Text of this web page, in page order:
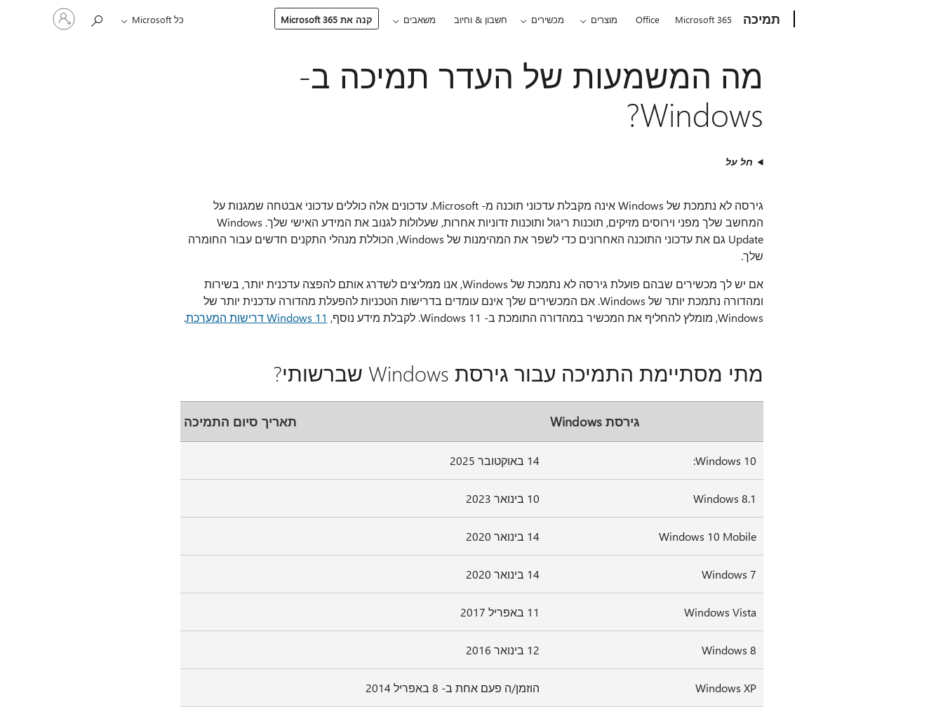
תמיכה Microsoft 365
Office מוצרים מכשירים חשבון & וחיוב משאבים קנה את Microsoft 365 כל Microsoft
היכנס
לחשבון
שלך
מה המשמעות של העדר תמיכה ב-
Windows?
חל על
גירסה לא נתמכת של Windows אינה מקבלת עדכוני תוכנה מ- Microsoft. עדכונים אלה כוללים עדכוני אבטחה שמגנות על
המחשב שלך מפני וירוסים מזיקים, תוכנות ריגול ותוכנות זדוניות אחרות, שעלולות לגנוב את המידע האישי שלך. Windows
Update גם את עדכוני התוכנה האחרונים כדי לשפר את המהימנות של Windows, הכוללת מנהלי התקנים חדשים עבור החומרה
שלך.
אם יש לך מכשירים שבהם פועלת גירסה לא נתמכת של Windows, אנו ממליצים לשדרג אותם להפצה עדכנית יותר, בשירות
ומהדורה נתמכת יותר של Windows. אם המכשירים שלך אינם עומדים בדרישות הטכניות להפעלת מהדורה עדכנית יותר של
Windows, מומלץ להחליף את המכשיר במהדורה התומכת ב- Windows 11. לקבלת מידע נוסף,
Windows 11 דרישות המערכת .
מתי מסתיימת התמיכה עבור גירסת Windows שברשותי?
גירסת Windows תאריך סיום התמיכה
Windows 10: 14 באוקטובר 2025
Windows 8.1 10 בינואר 2023
Windows 10 Mobile 14 בינואר 2020
Windows 7 14 בינואר 2020
Windows Vista 11 באפריל 2017
Windows 8 12 בינואר 2016
Windows XP הוזמן/ה פעם אחת ב- 8 באפריל 2014